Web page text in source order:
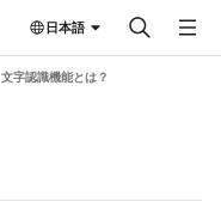
日本語
文字認識機能とは？